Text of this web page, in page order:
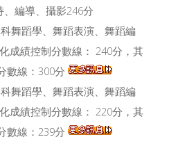
編導、攝影246分
舞蹈學、舞蹈表演、舞蹈編
成績控制分數線： 240分，其
數線：300分
舞蹈學、舞蹈表演、舞蹈編
成績控制分數線： 220分，其
數線：239分